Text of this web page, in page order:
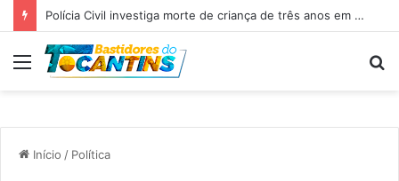
Professora Dorinha lidera disputa pelo Governo do Tocantins com 37,4% das intenções de voto, aponta pesquisa
Menu
Início / Política